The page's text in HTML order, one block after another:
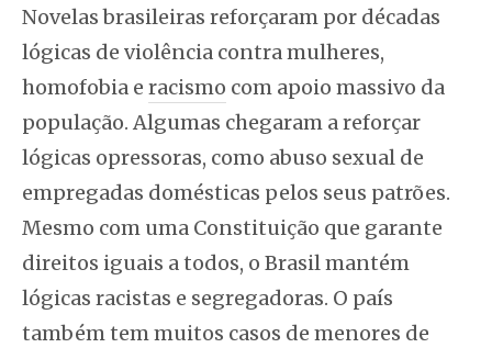
Novelas brasileiras reforçaram por décadas
lógicas de violência contra mulheres,
homofobia e racismo com apoio massivo da
população. Algumas chegaram a reforçar
lógicas opressoras, como abuso sexual de
empregadas domésticas pelos seus patrões.
Mesmo com uma Constituição que garante
direitos iguais a todos, o Brasil mantém
lógicas racistas e segregadoras. O país
também tem muitos casos de menores de